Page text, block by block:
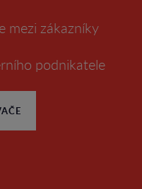
mezi zákazníky
podnikatele